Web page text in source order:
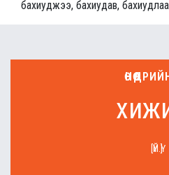
бахиуджээ, бахиудав, бахиудлаа
[ҮЙ.Ү]